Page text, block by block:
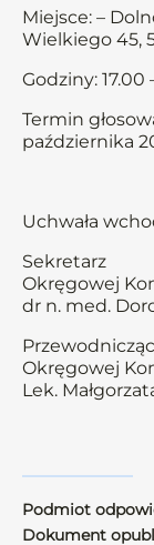
Miejsce: –
Wielkiego 45,
Godziny: 17.00
Termin
października
Uchwała
Sekretarz
Okręgowej
dr n. med.
Okręgowej
Lek.
Podmiot
Dokument